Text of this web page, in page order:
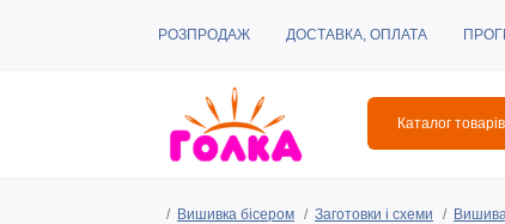
РОЗПРОДАЖ ДОСТАВКА, ОПЛАТА
Каталог товарів
Вишивка бісером Заготовки і схеми